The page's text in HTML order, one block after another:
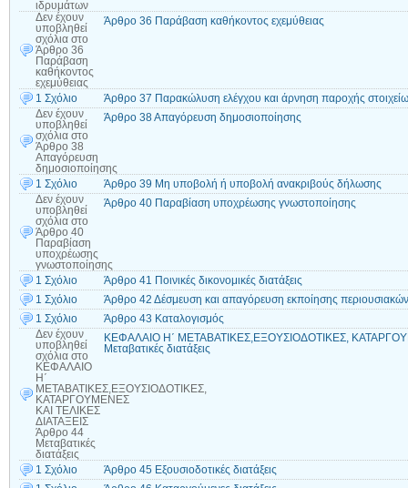
ιδρυμάτων
Δεν έχουν
υποβληθεί
σχόλια στο
Άρθρο 36
Παράβαση
καθήκοντος
εχεμύθειας
Άρθρο 36 Παράβαση καθήκοντος εχεμύθειας
1 Σχόλιο
Άρθρο 37 Παρακώλυση ελέγχου και άρνηση παροχής
Δεν έχουν
υποβληθεί
σχόλια στο
Άρθρο 38
Απαγόρευση
δημοσιοποίησης
Άρθρο 38 Απαγόρευση δημοσιοποίησης
1 Σχόλιο
Άρθρο 39 Μη υποβολή ή υποβολή ανακριβούς δήλωσης
Δεν έχουν
υποβληθεί
σχόλια στο
Άρθρο 40
Παραβίαση
υποχρέωσης
γνωστοποίησης
Άρθρο 40 Παραβίαση υποχρέωσης γνωστοποίησης
1 Σχόλιο
Άρθρο 41 Ποινικές δικονομικές διατάξεις
1 Σχόλιο
Άρθρο 42 Δέσμευση και απαγόρευση εκποίησης περιουσιακών
1 Σχόλιο
Άρθρο 43 Καταλογισμός
Δεν έχουν
υποβληθεί
σχόλια στο
ΚΕΦΑΛΑΙΟ
Η΄
ΜΕΤΑΒΑΤΙΚΕΣ,ΕΞΟΥΣΙΟΔΟΤΙΚΕΣ,
ΚΑΤΑΡΓΟΥΜΕΝΕΣ
ΚΑΙ ΤΕΛΙΚΕΣ
ΔΙΑΤΑΞΕΙΣ
Άρθρο 44
Μεταβατικές
διατάξεις
ΚΕΦΑΛΑΙΟ Η΄ ΜΕΤΑΒΑΤΙΚΕΣ,ΕΞΟΥΣΙΟΔΟΤΙΚΕΣ,
Μεταβατικές διατάξεις
1 Σχόλιο
Άρθρο 45 Εξουσιοδοτικές διατάξεις